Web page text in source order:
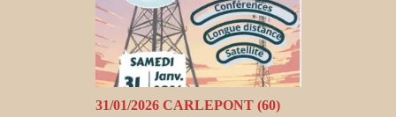
31/01/2026 CARLEPONT (60)